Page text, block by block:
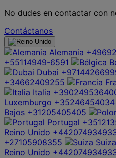
No dudes en contactar con
Contáctanos
Alemania
+55114949-6591
Dubai
+34662409255
Italia
Luxemburgo +35246454034
Bajos +31205405405
Portugal
Reino Unido
+27105908355
Suiza
Reino Unido